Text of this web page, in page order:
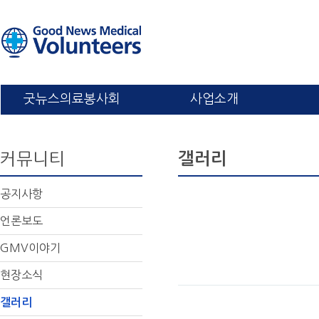
굿뉴스의료봉사회 사업소개
커뮤니티
공지사항
언론보도
GMV이야기
현장소식
갤러리
갤러리